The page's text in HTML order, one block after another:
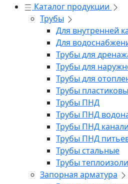
Каталог продукции
Трубы
Для внутренней
Для
Трубы для
Трубы для
Трубы для
Трубы
Трубы ПНД
Трубы ПНД
Трубы ПНД
Трубы ПНД
Трубы стальные
Трубы
Запорная арматура